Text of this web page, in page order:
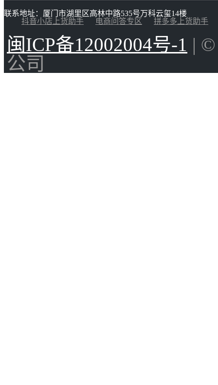
联系地址：厦门市湖里区高林中路535号万科云玺14楼
抖音小店上货助手
电商问答专区 拼多多上货助手
闽ICP备12002004号-1 |
公司